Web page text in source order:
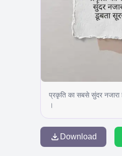
प्रकृति का सबसे सुंदर
।
Download